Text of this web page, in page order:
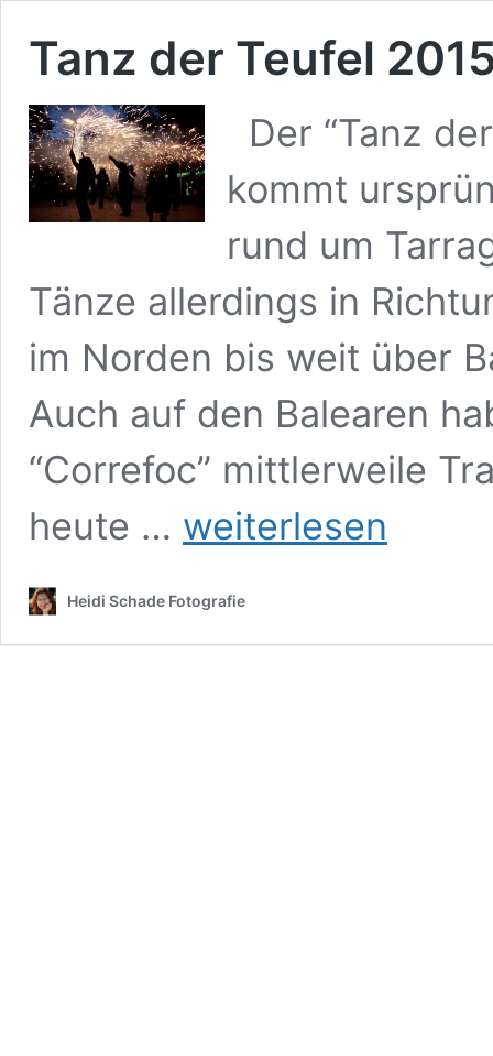
Tanz der Teufel
Der “Tanz
kommt
rund um
Tänze allerdings in
im Norden bis weit über
Auch auf den Balearen
“Correfoc” mittlerweile
heute …
der
weiterlesen
Heidi Schade Fotografie